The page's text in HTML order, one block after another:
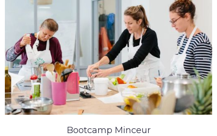
Bootcamp Minceur